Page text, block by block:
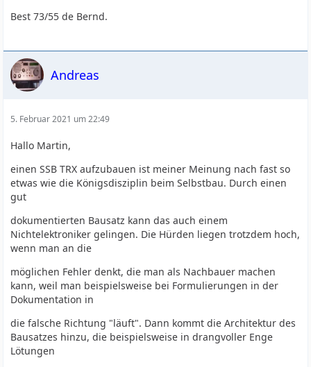
Best 73/55 de Bernd.
Andreas
5. Februar 2021 um 22:49
Hallo Martin,
einen SSB TRX aufzubauen ist meiner Meinung nach fast so
etwas wie die Königsdisziplin beim Selbstbau. Durch einen
gut
dokumentierten Bausatz kann das auch einem
Nichtelektroniker gelingen. Die Hürden liegen trotzdem hoch,
wenn man an die
möglichen Fehler denkt, die man als Nachbauer machen
kann, weil man beispielsweise bei Formulierungen in der
Dokumentation in
die falsche Richtung "läuft". Dann kommt die Architektur des
Bausatzes hinzu, die beispielsweise in drangvoller Enge
Lötungen